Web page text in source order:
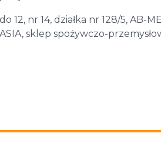
12, nr 14, działka nr 128/5, AB-
sklep spożywczo-